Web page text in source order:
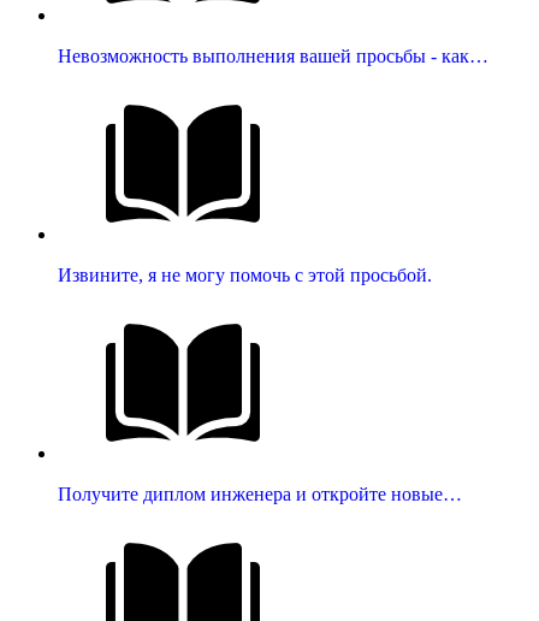
Невозможность выполнения вашей просьбы - как…
Извините, я не могу помочь с этой просьбой.
Получите диплом инженера и откройте новые…